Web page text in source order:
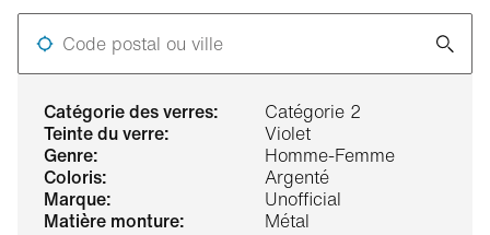
catégorie des verres:
Catégorie 2
teinte du verre:
Violet
genre:
Homme-Femme
coloris:
Argenté
marque:
Unofficial
matière monture:
Métal
Code postal ou ville